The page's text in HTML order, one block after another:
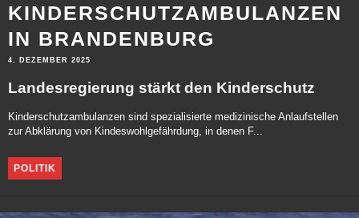
KINDERSCHUTZAMBULANZEN
IN BRANDENBURG
4. DEZEMBER 2025
Landesregierung stärkt den Kinderschutz
Kinderschutzambulanzen sind spezialisierte medizinische Anlaufstellen
zur Abklärung von Kindeswohlgefährdung, in denen F...
POLITIK